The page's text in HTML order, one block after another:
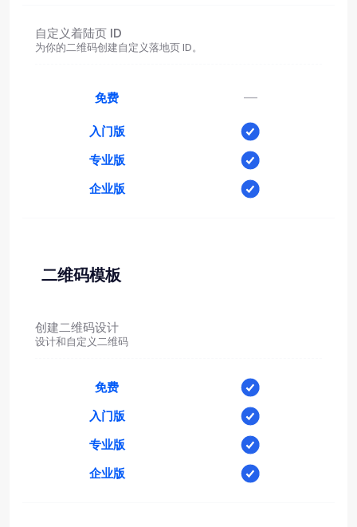
自定义着陆页 ID
为你的二维码创建自定义落地页 ID。
免费 —
入门版
专业版
企业版
二维码模板
创建二维码设计
设计和自定义二维码
免费
入门版
专业版
企业版